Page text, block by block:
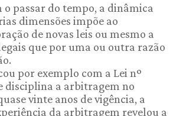
o passar do tempo, a dinâmica
dimensões impõe ao
de novas leis ou mesmo a
que por uma ou outra razão
por exemplo com a Lei nº
disciplina a arbitragem no
vinte anos de vigência, a
da arbitragem revelou a